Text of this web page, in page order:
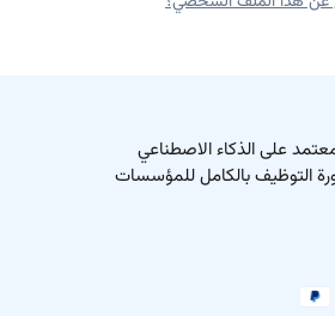
على الذكاء الاصطناعي
التوظيف بالكامل للمؤسسات